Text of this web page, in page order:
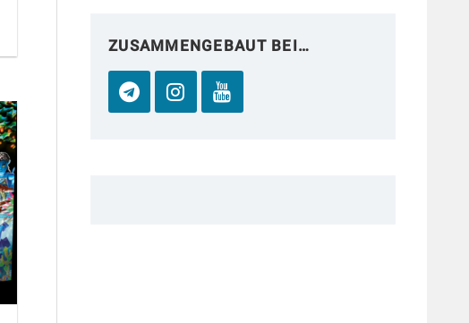
ZUSAMMENGEBAUT BEI…